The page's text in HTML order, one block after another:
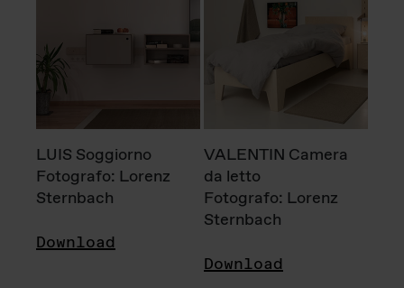
LUIS Soggiorno
Fotografo: Lorenz
Sternbach
Download
VALENTIN Camera
da letto
Fotografo: Lorenz
Sternbach
Download